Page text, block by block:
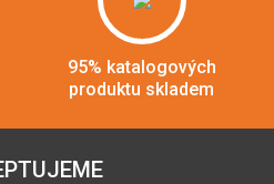
95% katalogových
produktu skladem